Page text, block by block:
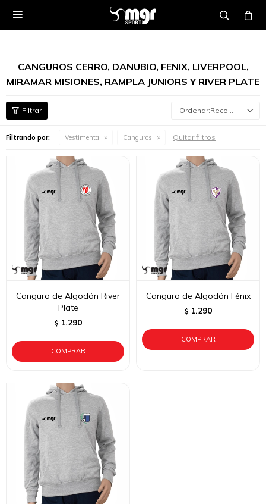

CANGUROS CERRO, DANUBIO, FENIX, LIVERPOOL,
MIRAMAR MISIONES, RAMPLA JUNIORS Y RIVER PLATE
Recomendados
Filtrando por: Vestimenta Canguros Quitar filtros
Canguro de Algodón River
Plate
$ 1.290
Canguro de Algodón Fénix
$ 1.290